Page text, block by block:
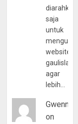
diarahkan
saja
untuk
website
agar
lebih…
Gwenny
on